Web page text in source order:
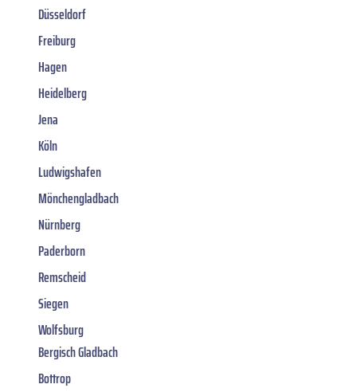
Düsseldorf
Freiburg
Hagen
Heidelberg
Jena
Köln
Ludwigshafen
Mönchengladbach
Nürnberg
Paderborn
Remscheid
Siegen
Wolfsburg
Bergisch Gladbach
Bottrop